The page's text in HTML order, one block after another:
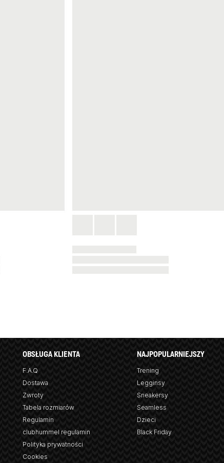
OBSŁUGA KLIENTA
F.A.Q
Dostawa
Zwroty
Tabela rozmiarów
Regulamin
clubhummel regulamin
Polityka prywatności
Cookies
NAJPOPULARNIEJSZY
Trening
Legginsy
Sneakersy
Seamless
Dzieci
Black Friday